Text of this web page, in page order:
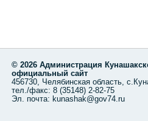
© 2026 Администрация
официальный сайт
456730, Челябинская область,
тел./факс: 8 (35148) 2-82-75
Эл. почта: kunashak@gov74.ru